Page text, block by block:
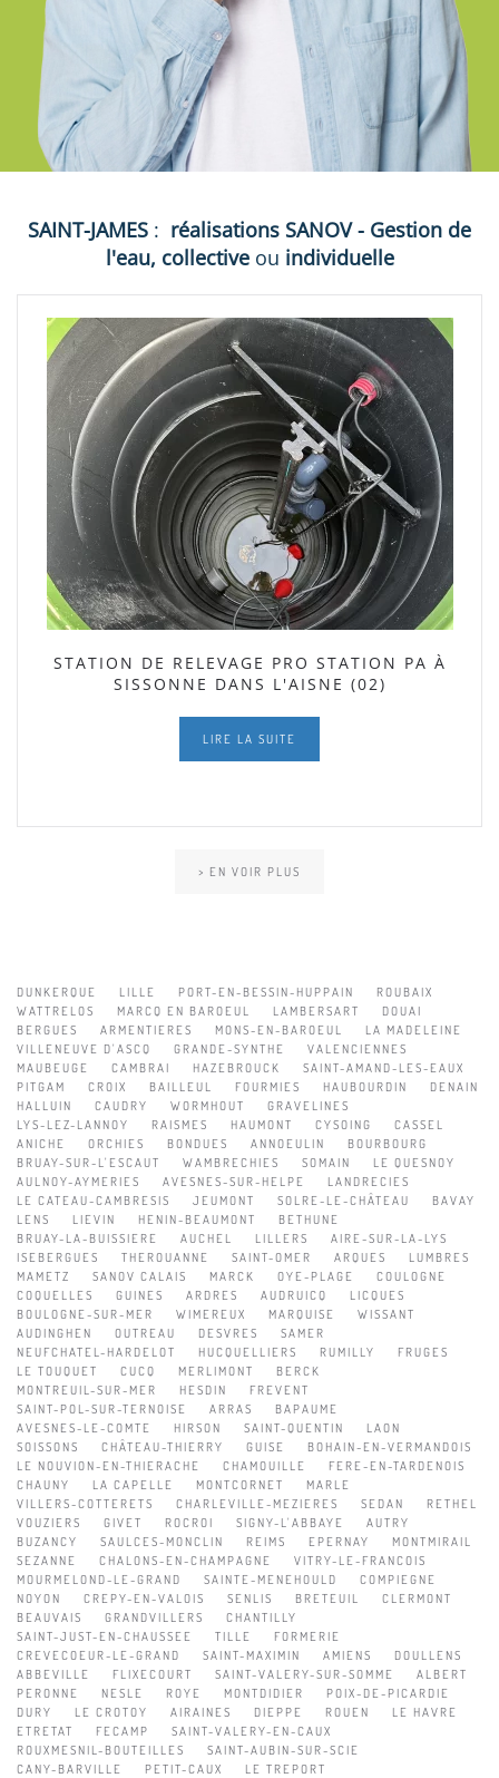
SAINT-JAMES : réalisations SANOV - Gestion de
l'eau, collective ou individuelle
STATION DE RELEVAGE PRO STATION PA À
SISSONNE DANS L'AISNE (02)
LIRE LA SUITE
> EN VOIR PLUS
DUNKERQUE LILLE PORT-EN-BESSIN-HUPPAIN
ROUBAIX
WATTRELOS
MARCQ EN BAROEUL LAMBERSART
DOUAI
BERGUES
ARMENTIERES MONS-EN-BAROEUL
LA MADELEINE
VILLENEUVE D'ASCQ
GRANDE-SYNTHE
VALENCIENNES
MAUBEUGE
CAMBRAI HAZEBROUCK
SAINT-AMAND-LES-EAUX
PITGAM
CROIX BAILLEUL FOURMIES HAUBOURDIN
DENAIN
HALLUIN
CAUDRY WORMHOUT
GRAVELINES
LYS-LEZ-LANNOY
RAISMES HAUMONT CYSOING
CASSEL
ANICHE
ORCHIES BONDUES ANNOEULIN
BOURBOURG
BRUAY-SUR-L'ESCAUT
WAMBRECHIES SOMAIN
LE QUESNOY
AULNOY-AYMERIES
AVESNES-SUR-HELPE
LANDRECIES
LE CATEAU-CAMBRESIS
JEUMONT SOLRE-LE-CHÂTEAU
BAVAY
LENS
LIEVIN HENIN-BEAUMONT
BETHUNE
BRUAY-LA-BUISSIERE
AUCHEL LILLERS
AIRE-SUR-LA-LYS
ISEBERGUES
THEROUANNE SAINT-OMER ARQUES
LUMBRES
MAMETZ
SANOV CALAIS MARCK OYE-PLAGE
COULOGNE
COQUELLES
GUINES ARDRES AUDRUICQ
LICQUES
BOULOGNE-SUR-MER
WIMEREUX MARQUISE
WISSANT
AUDINGHEN
OUTREAU DESVRES
SAMER
NEUFCHATEL-HARDELOT
HUCQUELLIERS RUMILLY
FRUGES
LE TOUQUET
CUCQ MERLIMONT
BERCK
MONTREUIL-SUR-MER
HESDIN
FREVENT
SAINT-POL-SUR-TERNOISE
ARRAS
BAPAUME
AVESNES-LE-COMTE
HIRSON SAINT-QUENTIN
LAON
SOISSONS
CHÂTEAU-THIERRY GUISE
BOHAIN-EN-VERMANDOIS
LE NOUVION-EN-THIERACHE
CHAMOUILLE
FERE-EN-TARDENOIS
CHAUNY
LA CAPELLE MONTCORNET
MARLE
VILLERS-COTTERETS
CHARLEVILLE-MEZIERES SEDAN
RETHEL
VOUZIERS
GIVET ROCROI SIGNY-L'ABBAYE
AUTRY
BUZANCY
SAULCES-MONCLIN REIMS EPERNAY
MONTMIRAIL
SEZANNE
CHALONS-EN-CHAMPAGNE
VITRY-LE-FRANCOIS
MOURMELOND-LE-GRAND
SAINTE-MENEHOULD
COMPIEGNE
NOYON
CREPY-EN-VALOIS SENLIS BRETEUIL
CLERMONT
BEAUVAIS
GRANDVILLERS
CHANTILLY
SAINT-JUST-EN-CHAUSSEE
TILLE
FORMERIE
CREVECOEUR-LE-GRAND
SAINT-MAXIMIN AMIENS
DOULLENS
ABBEVILLE
FLIXECOURT SAINT-VALERY-SUR-SOMME
ALBERT
PERONNE
NESLE ROYE MONTDIDIER
POIX-DE-PICARDIE
DURY
LE CROTOY AIRAINES DIEPPE ROUEN
LE HAVRE
ETRETAT
FECAMP
SAINT-VALERY-EN-CAUX
ROUXMESNIL-BOUTEILLES
SAINT-AUBIN-SUR-SCIE
CANY-BARVILLE
PETIT-CAUX
LE TREPORT